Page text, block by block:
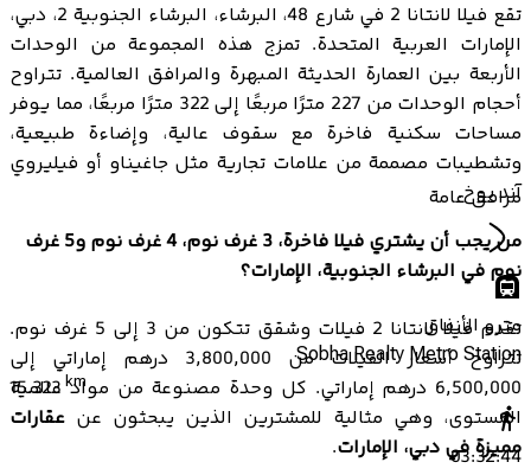
تقع فيلا لانتانا 2 في شارع 48، البرشاء، البرشاء الجنوبية 2، دبي،
الإمارات العربية المتحدة. تمزج هذه المجموعة من الوحدات
الأربعة بين العمارة الحديثة المبهرة والمرافق العالمية. تتراوح
أحجام الوحدات من 227 مترًا مربعًا إلى 322 مترًا مربعًا، مما يوفر
مساحات سكنية فاخرة مع سقوف عالية، وإضاءة طبيعية،
وتشطيبات مصممة من علامات تجارية مثل جاغيناو أو فيليروي
آند بوخ.
من يجب أن يشتري فيلا فاخرة، 3 غرف نوم، 4 غرف نوم و5 غرف
نوم في البرشاء الجنوبية، الإمارات؟
تقدم فيلا لانتانا 2 فيلات وشقق تتكون من 3 إلى 5 غرف نوم.
تتراوح أسعار الفيلات من 3,800,000 درهم إماراتي إلى
6,500,000 درهم إماراتي. كل وحدة مصنوعة من مواد عالمية
المستوى، وهي مثالية للمشترين الذين يبحثون عن عقارات
مميزة في دبي، الإمارات.
مرافق عامة
مترو الأنفاق
Sobha Realty Metro Station
15.323 km
03:32:44